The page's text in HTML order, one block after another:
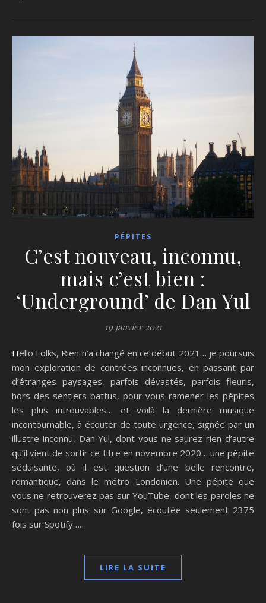
PÉPITES
C’est nouveau, inconnu,
mais c’est bien :
‘Underground’ de Dan Yul
19 janvier 2021
Hello Folks, Rien n’a changé en ce début 2021… je poursuis
mon exploration de contrées inconnues, en passant par
d’étranges paysages, parfois dévastés, parfois fleuris,
hors des sentiers battus, pour vous ramener les pépites
les plus introuvables… et voilà la dernière musique
incontournable, à écouter de toute urgence, signée par un
illustre inconnu, Dan Yul, dont vous ne saurez rien d’autre
qu’il vient de sortir ce titre en novembre 2020… une pépite
séduisante, où il est question d’une belle rencontre,
romantique, dans le métro Londonien. Une pépite que
vous ne retrouverez pas sur YouTube, dont les paroles ne
sont pas non plus sur Google, écoutée seulement 2375
fois sur Spotify……
LIRE LA SUITE